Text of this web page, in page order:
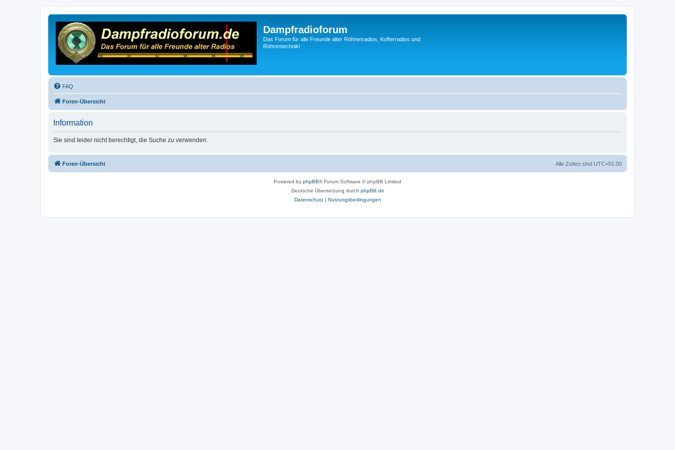
Dampfradioforum
Das Forum für alle Freunde alter Röhrenradios, Kofferradios und
Röhrentechnik!
FAQ
Foren-Übersicht
Information
Sie sind leider nicht berechtigt, die Suche zu verwenden.
Foren-Übersicht Alle Zeiten sind UTC+01:00
Powered by phpBB® Forum Software © phpBB Limited
Deutsche Übersetzung durch phpBB.de
Datenschutz| Nutzungsbedingungen